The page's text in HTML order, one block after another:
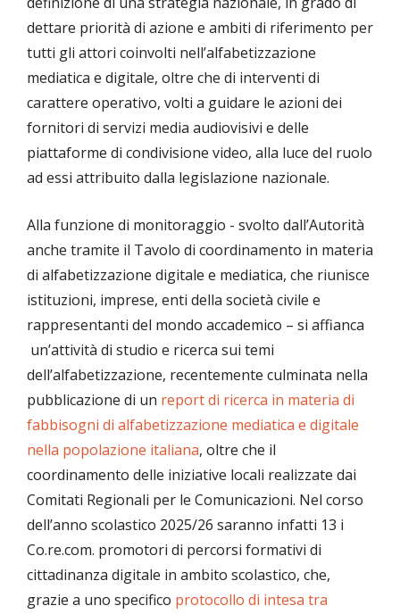
dettare priorità di azione e ambiti di riferimento per
tutti gli attori coinvolti nell’alfabetizzazione
mediatica e digitale, oltre che di interventi di
carattere operativo, volti a guidare le azioni dei
fornitori di servizi media audiovisivi e delle
piattaforme di condivisione video, alla luce del ruolo
ad essi attribuito dalla legislazione nazionale.
Alla funzione di monitoraggio - svolto dall’Autorità
anche tramite il Tavolo di coordinamento in materia
di alfabetizzazione digitale e mediatica, che riunisce
istituzioni, imprese, enti della società civile e
rappresentanti del mondo accademico – si affianca
un’attività di studio e ricerca sui temi
dell’alfabetizzazione, recentemente culminata nella
pubblicazione di un report di ricerca in materia di
fabbisogni di alfabetizzazione mediatica e digitale
nella popolazione italiana, oltre che il
coordinamento delle iniziative locali realizzate dai
Comitati Regionali per le Comunicazioni. Nel corso
dell’anno scolastico 2025/26 saranno infatti 13 i
Co.re.com. promotori di percorsi formativi di
cittadinanza digitale in ambito scolastico, che,
grazie a uno specifico protocollo di intesa tra